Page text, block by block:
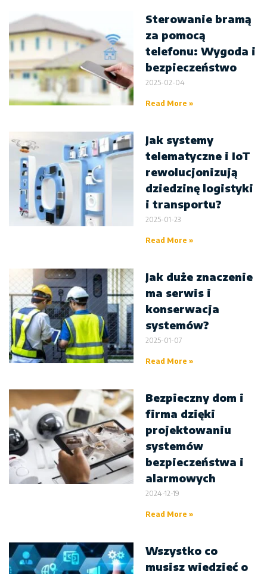
Sterowanie bramą
za pomocą
telefonu: Wygoda i
bezpieczeństwo
2025-02-04
Read More »
Jak systemy
telematyczne i IoT
rewolucjonizują
dziedzinę logistyki
i transportu?
2025-01-23
Read More »
Jak duże znaczenie
ma serwis i
konserwacja
systemów?
2025-01-07
Read More »
Bezpieczny dom i
firma dzięki
projektowaniu
systemów
bezpieczeństwa i
alarmowych
2024-12-19
Read More »
Wszystko co
musisz wiedzieć o